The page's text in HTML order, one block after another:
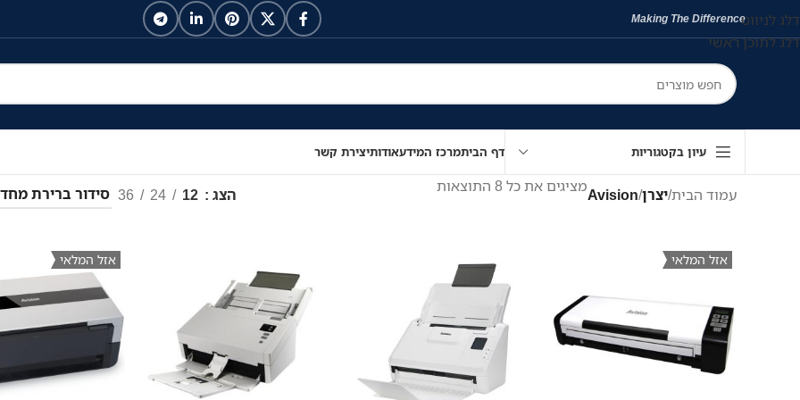
דלג לניווט
דלג לתוכן ראשי
Making The Difference
עיון בקטגוריות דף הביתמרכז המידעאודותיצירת קשר
עמוד הבית/יצרן/
Avisionמציגים את כל ⁦8⁩ התוצאות הצג 12
24
36
אזל המלאי אזל המלאי